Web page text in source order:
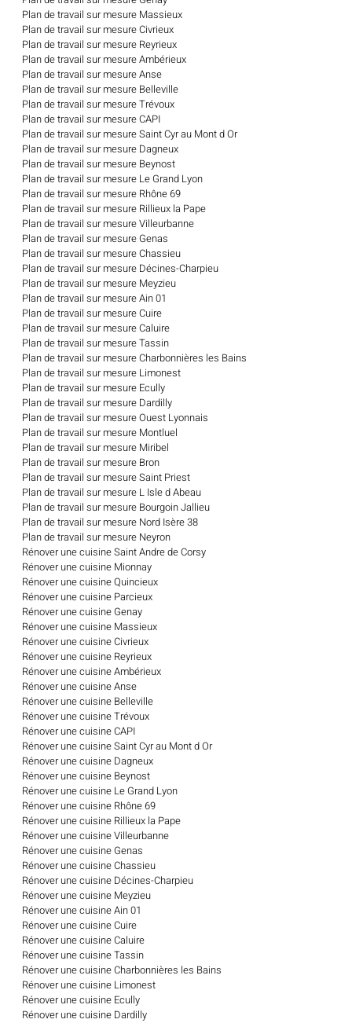
Plan de travail sur mesure Massieux
Plan de travail sur mesure Civrieux
Plan de travail sur mesure Reyrieux
Plan de travail sur mesure Ambérieux
Plan de travail sur mesure Anse
Plan de travail sur mesure Belleville
Plan de travail sur mesure Trévoux
Plan de travail sur mesure CAPI
Plan de travail sur mesure Saint Cyr au Mont d Or
Plan de travail sur mesure Dagneux
Plan de travail sur mesure Beynost
Plan de travail sur mesure Le Grand Lyon
Plan de travail sur mesure Rhône 69
Plan de travail sur mesure Rillieux la Pape
Plan de travail sur mesure Villeurbanne
Plan de travail sur mesure Genas
Plan de travail sur mesure Chassieu
Plan de travail sur mesure Décines-Charpieu
Plan de travail sur mesure Meyzieu
Plan de travail sur mesure Ain 01
Plan de travail sur mesure Cuire
Plan de travail sur mesure Caluire
Plan de travail sur mesure Tassin
Plan de travail sur mesure Charbonnières les Bains
Plan de travail sur mesure Limonest
Plan de travail sur mesure Ecully
Plan de travail sur mesure Dardilly
Plan de travail sur mesure Ouest Lyonnais
Plan de travail sur mesure Montluel
Plan de travail sur mesure Miribel
Plan de travail sur mesure Bron
Plan de travail sur mesure Saint Priest
Plan de travail sur mesure L Isle d Abeau
Plan de travail sur mesure Bourgoin Jallieu
Plan de travail sur mesure Nord Isère 38
Plan de travail sur mesure Neyron
Rénover une cuisine Saint Andre de Corsy
Rénover une cuisine Mionnay
Rénover une cuisine Quincieux
Rénover une cuisine Parcieux
Rénover une cuisine Genay
Rénover une cuisine Massieux
Rénover une cuisine Civrieux
Rénover une cuisine Reyrieux
Rénover une cuisine Ambérieux
Rénover une cuisine Anse
Rénover une cuisine Belleville
Rénover une cuisine Trévoux
Rénover une cuisine CAPI
Rénover une cuisine Saint Cyr au Mont d Or
Rénover une cuisine Dagneux
Rénover une cuisine Beynost
Rénover une cuisine Le Grand Lyon
Rénover une cuisine Rhône 69
Rénover une cuisine Rillieux la Pape
Rénover une cuisine Villeurbanne
Rénover une cuisine Genas
Rénover une cuisine Chassieu
Rénover une cuisine Décines-Charpieu
Rénover une cuisine Meyzieu
Rénover une cuisine Ain 01
Rénover une cuisine Cuire
Rénover une cuisine Caluire
Rénover une cuisine Tassin
Rénover une cuisine Charbonnières les Bains
Rénover une cuisine Limonest
Rénover une cuisine Ecully
Rénover une cuisine Dardilly